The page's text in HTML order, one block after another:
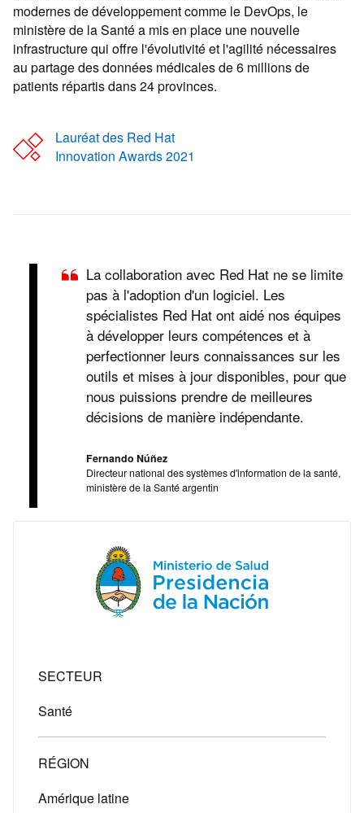
modernes de développement comme le DevOps, le
ministère de la Santé a mis en place une nouvelle
infrastructure qui offre l'évolutivité et l'agilité nécessaires
au partage des données médicales de 6 millions de
patients répartis dans 24 provinces.
Lauréat des Red Hat
Innovation Awards 2021
La collaboration avec Red Hat ne se limite
pas à l'adoption d'un logiciel. Les
spécialistes Red Hat ont aidé nos équipes
à développer leurs compétences et à
perfectionner leurs connaissances sur les
outils et mises à jour disponibles, pour que
nous puissions prendre de meilleures
décisions de manière indépendante.
Fernando Núñez
Directeur national des systèmes d'information de la santé,
ministère de la Santé argentin
SECTEUR
Santé
RÉGION
Amérique latine